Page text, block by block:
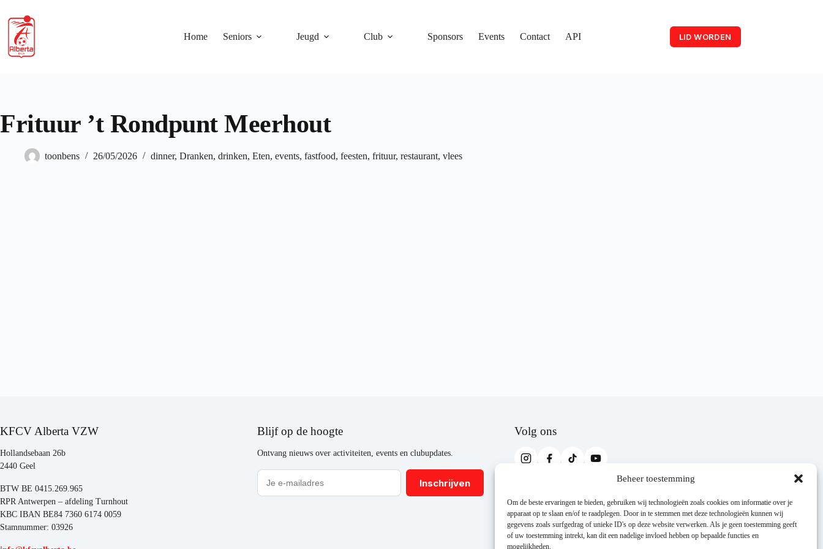
Beheer toestemming
Om de beste ervaringen te bieden, gebruiken wij technologieën zoals cookies om informatie over je
apparaat op te slaan en/of te raadplegen. Door in te stemmen met deze technologieën kunnen wij
gegevens zoals surfgedrag of unieke ID's op deze website verwerken. Als je geen toestemming geeft
of uw toestemming intrekt, kan dit een nadelige invloed hebben op bepaalde functies en
mogelijkheden.
content
Home
Seniors Jeugd Club Sponsors Events Contact API LID WORDEN
Frituur ’t Rondpunt Meerhout
toonbens 26/05/2026 dinner, Dranken, drinken, Eten, events, fastfood, feesten, frituur, restaurant, vlees
KFCV Alberta VZW
Hollandsebaan 26b
2440 Geel
BTW BE 0415.269.965
RPR Antwerpen – afdeling Turnhout
KBC IBAN BE84 7360 6174 0059
Stamnummer: 03926
Blijf op de hoogte
Ontvang nieuws over activiteiten, events en clubupdates.
Inschrijven
Volg ons
Shop online via Trooper en steun KFCV Alberta
zonder extra kost.
Naar Trooper